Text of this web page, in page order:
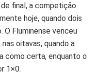
final, a competição
hoje, quando dois
O Fluminense venceu
oitavas, quando a
como certa, enquanto o
1×0.